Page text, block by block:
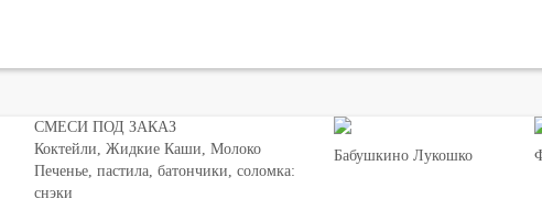
СМЕСИ ПОД ЗАКАЗ
Коктейли, Жидкие Каши, Молоко
Печенье, пастила, батончики, соломка:
снэки
Бабушкино Лукошко